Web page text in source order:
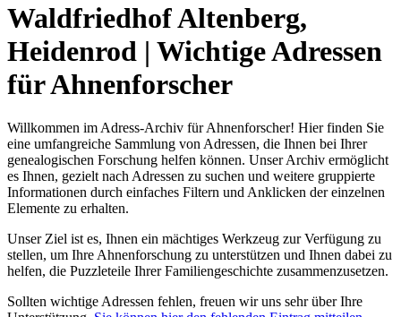
Waldfriedhof Altenberg,
Heidenrod | Wichtige Adressen
für Ahnenforscher
Willkommen im Adress-Archiv für Ahnenforscher! Hier finden Sie
eine umfangreiche Sammlung von Adressen, die Ihnen bei Ihrer
genealogischen Forschung helfen können. Unser Archiv ermöglicht
es Ihnen, gezielt nach Adressen zu suchen und weitere gruppierte
Informationen durch einfaches Filtern und Anklicken der einzelnen
Elemente zu erhalten.
Unser Ziel ist es, Ihnen ein mächtiges Werkzeug zur Verfügung zu
stellen, um Ihre Ahnenforschung zu unterstützen und Ihnen dabei zu
helfen, die Puzzleteile Ihrer Familiengeschichte zusammenzusetzen.
Sollten wichtige Adressen fehlen, freuen wir uns sehr über Ihre